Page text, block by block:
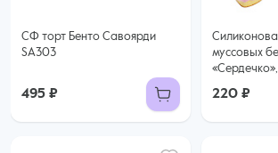
СФ торт Бенто Савоярди
SA303
495 ₽
муссовых
220 ₽